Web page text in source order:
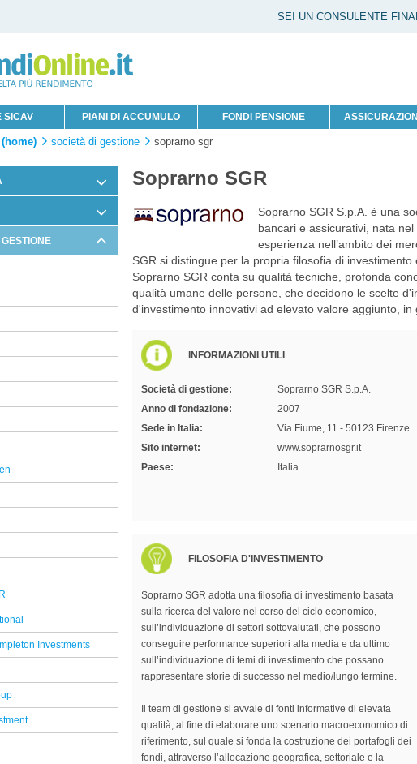
SEI UN CONSULENTE
SICAV PIANI DI ACCUMULO FONDI PENSIONE
società di gestione soprarno sgr
Sim
Utilizzo
Contrattuale e
Finanziarie
di Investimento
Investments
Soprarno SGR
Soprarno SGR S.p.A. è una
bancari e assicurativi, nata
esperienza nell’ambito dei
SGR si distingue per la propria filosofia di
Soprarno SGR conta su qualità tecniche, profonda
qualità umane delle persone, che decidono le scelte
d'investimento innovativi ad elevato valore aggiunto,
INFORMAZIONI UTILI
Società di gestione:
Soprarno SGR S.p.A.
Anno di fondazione:
2007
Sede in Italia:
Via Fiume, 11 - 50123 Firenze
Sito internet:
www.soprarnosgr.it
Paese:
Italia
FILOSOFIA D'INVESTIMENTO
Soprarno SGR adotta una filosofia di investimento basata
sulla ricerca del valore nel corso del ciclo economico,
sull’individuazione di settori sottovalutati, che possono
conseguire performance superiori alla media e da ultimo
sull’individuazione di temi di investimento che possano
rappresentare storie di successo nel medio/lungo termine.
Il team di gestione si avvale di fonti informative di elevata
qualità, al fine di elaborare uno scenario macroeconomico di
riferimento, sul quale si fonda la costruzione dei portafogli dei
fondi, attraverso l’allocazione geografica, settoriale e la